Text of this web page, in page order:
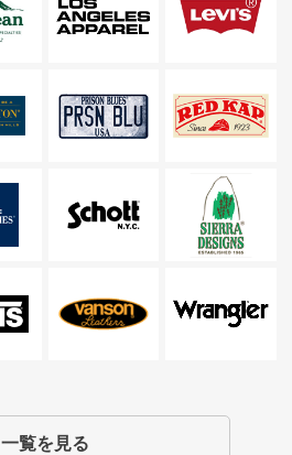
一覧を見る